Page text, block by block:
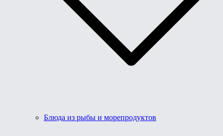
Блюда из рыбы и морепродуктов